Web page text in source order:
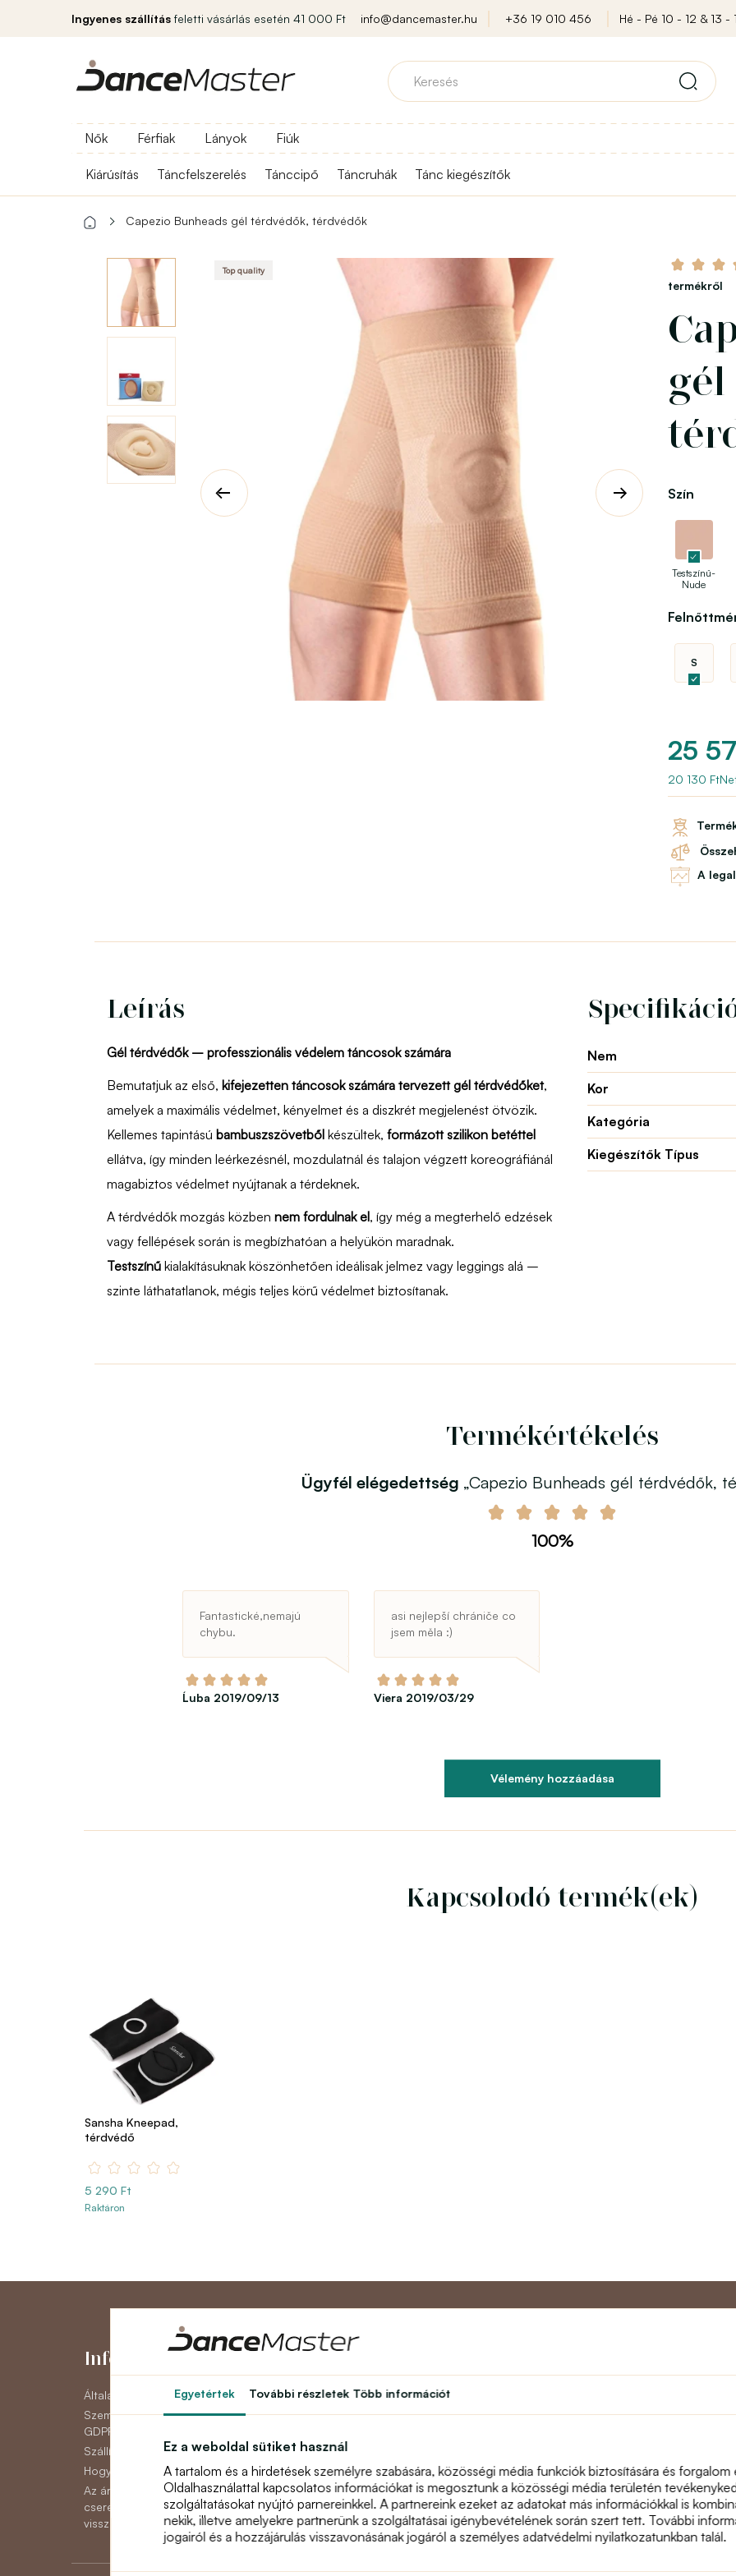
Egyetértek További részletek Több információt
Ez a weboldal sütiket használ
A tartalom és a hirdetések személyre szabására, közösségi média funkciók biztosítására és
Oldalhasználattal kapcsolatos információkat is megosztunk a közösségi média területén
szolgáltatásokat nyújtó parnereinkkel. A partnereink ezeket az adatokat más információkkal is
nekik, illetve amelyekre partnerünk a szolgáltatásai igénybevételének során szert tett. További
jogairól és a hozzájárulás visszavonásának jogáról a személyes adatvédelmi nyilatkozatunkban talál.
Ingyenes szállítás feletti vásárlás esetén 41 000 Ft info@dancemaster.hu +36 19 010 456 Hé - Pé 10 - 12 & 13 -
Nők Férfiak Lányok Fiúk
Kiárúsítás Táncfelszerelés Tánccipő Táncruhák Tánc kiegészítők
Capezio Bunheads gél térdvédők, térdvédők
Top quality
termékről
Szín
Testszínű-
Nude
S
25
20 130
A
Leírás
Gél térdvédők – professzionális védelem táncosok számára
Bemutatjuk az első, kifejezetten táncosok számára tervezett gél térdvédőket,
amelyek a maximális védelmet, kényelmet és a diszkrét megjelenést ötvözik.
Kellemes tapintású bambuszszövetből készültek, formázott szilikon betéttel
ellátva, így minden leérkezésnél, mozdulatnál és talajon végzett koreográfiánál
magabiztos védelmet nyújtanak a térdeknek.
A térdvédők mozgás közben nem fordulnak el, így még a megterhelő edzések
vagy fellépések során is megbízhatóan a helyükön maradnak.
Testszínű kialakításuknak köszönhetően ideálisak jelmez vagy leggings alá –
szinte láthatatlanok, mégis teljes körű védelmet biztosítanak.
Nem
Kor
Kategória
Kiegészítők Típus
Termékértékelés
Ügyfél elégedettség „Capezio Bunheads gél térdvédők,
100%
Fantastické,nemajú
chybu.
Ĺuba 2019/09/13
asi nejlepší chrániče co
jsem měla :)
Viera 2019/03/29
Vélemény hozzáadása
Kapcsolodó termék(ek)
Sansha Kneepad,
térdvédő
5 290 Ft
Raktáron
Információk
Általános szerződési feltételek
Személyes adatok védelme
GDPR
Szállítás
Hogyan lehet fizetni
Az áruk reklamációjának,
cseréjének vagy
visszaküldésének módja
Fiókom
Eddigi megrendeléseim
Hűségprogram
Kapcsolat
Honlaptérkép